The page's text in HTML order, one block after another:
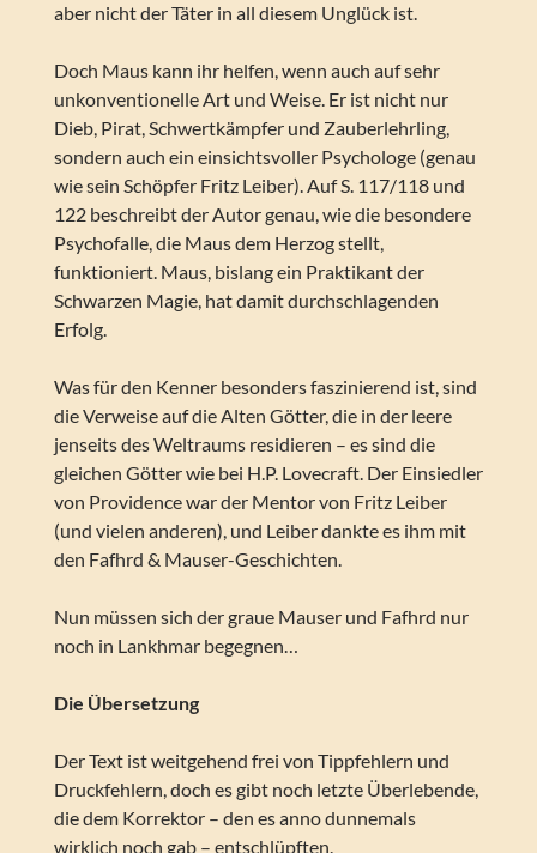
aber nicht der Täter in all diesem Unglück ist.
Doch Maus kann ihr helfen, wenn auch auf sehr
unkonventionelle Art und Weise. Er ist nicht nur
Dieb, Pirat, Schwertkämpfer und Zauberlehrling,
sondern auch ein einsichtsvoller Psychologe (genau
wie sein Schöpfer Fritz Leiber). Auf S. 117/118 und
122 beschreibt der Autor genau, wie die besondere
Psychofalle, die Maus dem Herzog stellt,
funktioniert. Maus, bislang ein Praktikant der
Schwarzen Magie, hat damit durchschlagenden
Erfolg.
Was für den Kenner besonders faszinierend ist, sind
die Verweise auf die Alten Götter, die in der leere
jenseits des Weltraums residieren – es sind die
gleichen Götter wie bei H.P. Lovecraft. Der Einsiedler
von Providence war der Mentor von Fritz Leiber
(und vielen anderen), und Leiber dankte es ihm mit
den Fafhrd & Mauser-Geschichten.
Nun müssen sich der graue Mauser und Fafhrd nur
noch in Lankhmar begegnen…
Die Übersetzung
Der Text ist weitgehend frei von Tippfehlern und
Druckfehlern, doch es gibt noch letzte Überlebende,
die dem Korrektor – den es anno dunnemals
wirklich noch gab – entschlüpften.